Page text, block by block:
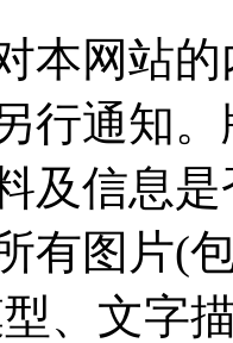
本网站
行通知
及信息
有图片(
、文字